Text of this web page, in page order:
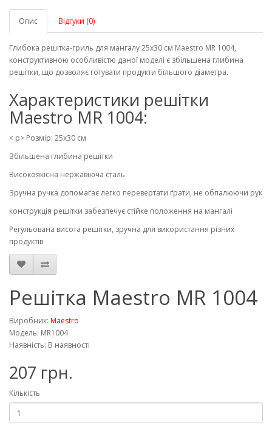
Опис Відгуки (0)
Глибока решітка-гриль для мангалу 25х30 см Maestro MR 1004,
конструктивною особливістю даної моделі є збільшена глибина
решітки, що дозволяє готувати продукти більшого діаметра.
Характеристики решітки
Maestro MR 1004:
< p> Розмір: 25х30 см
Збільшена глибина решітки
Високоякісна нержавіюча сталь
Зручна ручка допомагає легко перевертати ґрати, не обпалюючи рук
конструкція решітки забезпечує стійке положення на мангалі
Регульована висота решітки, зручна для використання різних
продуктів
Решітка Maestro MR 1004
Виробник: Maestro
Модель: MR1004
Наявність: В наявності
207 грн.
Кількість